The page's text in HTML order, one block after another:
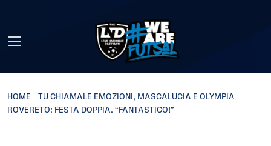
HOME
TU CHIAMALE EMOZIONI, MASCALUCIA E OLYMPIA
ROVERETO: FESTA DOPPIA. “FANTASTICO!”